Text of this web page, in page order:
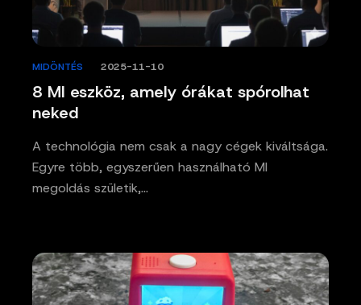
8 MI eszköz, amely órákat spórolhat
neked
MIDÖNTÉS 2025-11-10
A technológia nem csak a nagy cégek kiváltsága.
Egyre több, egyszerűen használható MI
megoldás születik,…